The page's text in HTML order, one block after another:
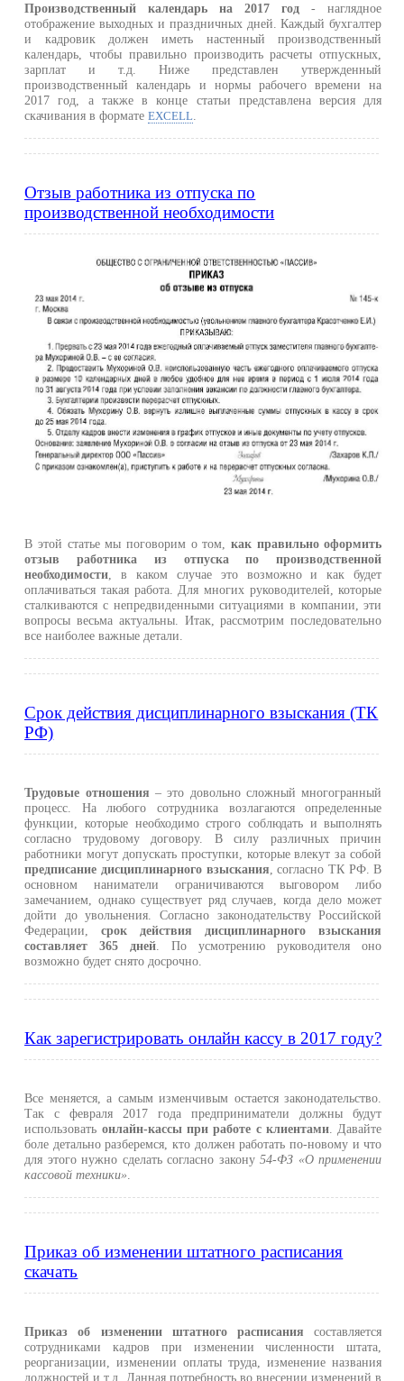
Производственный календарь на 2017 год - наглядное
отображение выходных и праздничных дней. Каждый бухгалтер
и кадровик должен иметь настенный производственный
календарь, чтобы правильно производить расчеты отпускных,
зарплат и т.д. Ниже представлен утвержденный
производственный календарь и нормы рабочего времени на
2017 год, а также в конце статьи представлена версия для
скачивания в форматеEXCELL.
Отзыв работника из отпуска по
производственной необходимости
В этой статье мы поговорим о том, как правильно оформить
отзыв работника из отпуска по производственной
необходимости , в каком случае это возможно и как будет
оплачиваться такая работа. Для многих руководителей, которые
сталкиваются с непредвиденными ситуациями в компании, эти
вопросы весьма актуальны. Итак, рассмотрим последовательно
все наиболее важные детали.
Срок действия дисциплинарного взыскания (ТК
РФ)
Трудовые отношения – это довольно сложный многогранный
процесс. На любого сотрудника возлагаются определенные
функции, которые необходимо строго соблюдать и выполнять
согласно трудовому договору. В силу различных причин
работники могут допускать проступки, которые влекут за собой
предписание дисциплинарного взыскания, согласно ТК РФ. В
основном наниматели ограничиваются выговором либо
замечанием, однако существует ряд случаев, когда дело может
дойти до увольнения. Согласно законодательству Российской
Федерации,срок действия дисциплинарного взыскания
составляет 365 дней. По усмотрению руководителя оно
возможно будет снято досрочно.
Как зарегистрировать онлайн кассу в 2017 году?
Все меняется, а самым изменчивым остается законодательство.
Так с февраля 2017 года предприниматели должны будут
использовать онлайн-кассы при работе с клиентами. Давайте
боле детально разберемся, кто должен работать по-новому и что
для этого нужно сделать согласно закону54-ФЗ «О применении
кассовой техники».
Приказ об изменении штатного расписания
скачать
Приказ об изменении штатного расписания составляется
сотрудниками кадров при изменении численности штата,
реорганизации, изменении оплаты труда, изменение названия
должностей и т.д. Данная потребность во внесении изменений в